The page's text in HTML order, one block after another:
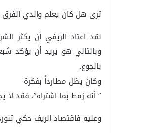
ترى هل كان يعلم والدي الفرق
لقد اعتاد الريفي أن يكثر
وبالتالي هو يريد أن يؤكد
بالجوع.
وكان يظل مطارداً بفكرة
” أنه زمط بما اشتراه”، فقد لا
وعليه فاقتصاد الريف حكي تنور،